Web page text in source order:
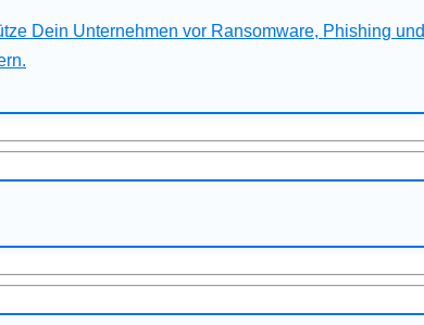
Dein Unternehmen vor Ransomware, Phishing und